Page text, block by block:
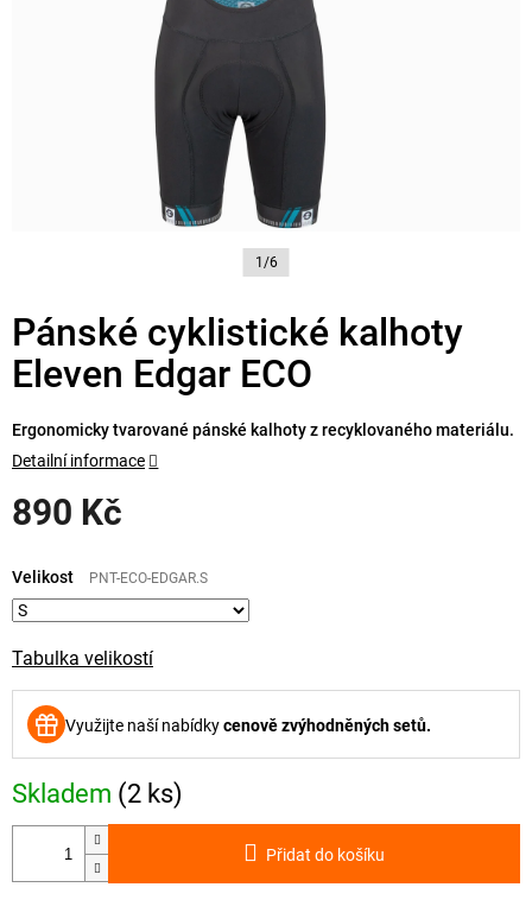
1/6
Pánské cyklistické kalhoty
Eleven Edgar ECO
890 Kč
cena:
Skladem (2 ks)
Tabulka velikostí
Velikost PNT-ECO-EDGAR.S
Přidat do košíku
Využijte naší nabídkycenově zvýhodněných setů.
Ergonomicky tvarované pánské kalhoty z recyklovaného materiálu.
Detailní informace